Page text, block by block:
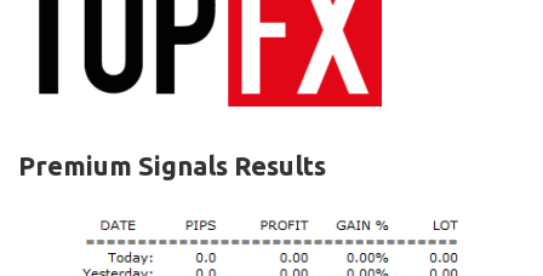
Premium Signals Results